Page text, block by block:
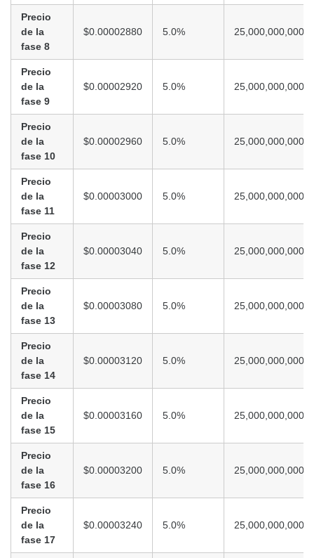
Precio
de la
fase 8
$0.00002880 5.0% 25,000,000,000
Precio
de la
fase 9
$0.00002920 5.0% 25,000,000,000
Precio
de la
fase 10
$0.00002960 5.0% 25,000,000,000
Precio
de la
fase 11
$0.00003000 5.0% 25,000,000,000
Precio
de la
fase 12
$0.00003040 5.0% 25,000,000,000
Precio
de la
fase 13
$0.00003080 5.0% 25,000,000,000
Precio
de la
fase 14
$0.00003120 5.0% 25,000,000,000
Precio
de la
fase 15
$0.00003160 5.0% 25,000,000,000
Precio
de la
fase 16
$0.00003200 5.0% 25,000,000,000
Precio
de la
fase 17
$0.00003240 5.0% 25,000,000,000